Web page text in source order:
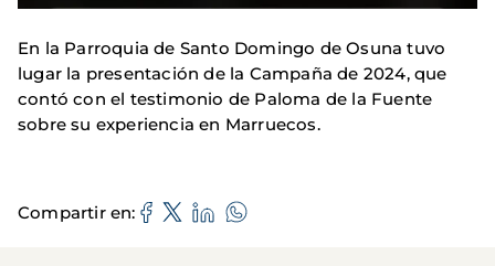
En la Parroquia de Santo Domingo de Osuna tuvo
lugar la presentación de la Campaña de 2024, que
contó con el testimonio de Paloma de la Fuente
sobre su experiencia en Marruecos.
Compartir en